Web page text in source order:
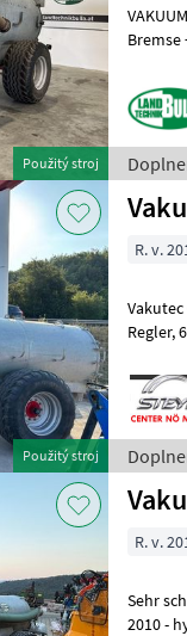
Použitý stroj
Bremse + Hydr
Použitý stroj
R. v.
Vakutec Güllefasss, BJ:
Regler, 6" Sauganschluss, Saugleitung 5 m (2 m Schlauch + 3 m Rohr),
R. v.
Sehr
2010 -